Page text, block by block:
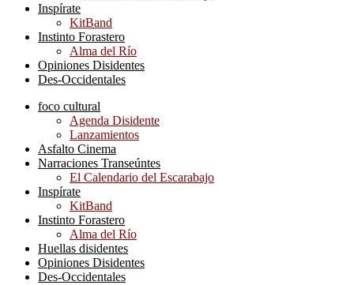
Inspírate
KitBand
Instinto Forastero
Alma del Río
Opiniones Disidentes
Des-Occidentales
foco cultural
Agenda Disidente
Lanzamientos
Asfalto Cinema
Narraciones Transeúntes
El Calendario del Escarabajo
Inspírate
KitBand
Instinto Forastero
Alma del Río
Huellas disidentes
Opiniones Disidentes
Des-Occidentales